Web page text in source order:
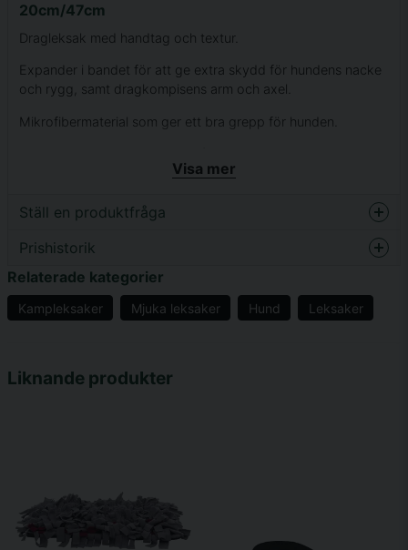
20cm/47cm
Dragleksak med handtag och textur.
Expander i bandet för att ge extra skydd för hundens nacke
och rygg, samt dragkompisens arm och axel.
Mikrofibermaterial som ger ett bra grepp för hunden.
handtag är leksaken 47cm lång.
Visa mer
Ställ en produktfråga
question
Ja, ni får publicera min fråga
Prishistorik
Relaterade kategorier
Kampleksaker Mjuka leksaker Hund Leksaker
Liknande produkter